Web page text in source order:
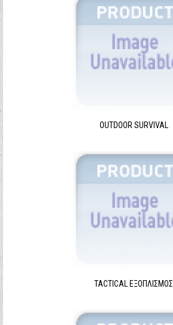
OUTDOOR SURVIVAL
TACTICAL ΕΞΟΠΛΙΣΜΌΣ
Να με θυμάσαι